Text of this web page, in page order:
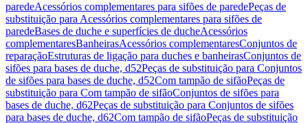
paredeAcessórios complementares para sifões de paredePeças de
substituição para Acessórios complementares para sifões de
paredeBases de duche e superfícies de ducheAcessórios
complementaresBanheirasAcessórios complementaresConjuntos de
reparaçãoEstruturas de ligação para duches e banheirasConjuntos de
sifões para bases de duche, d52Peças de substituição para Conjuntos
de sifões para bases de duche, d52Com tampão de sifãoPeças de
substituição para Com tampão de sifãoConjuntos de sifões para
bases de duche, d62Peças de substituição para Conjuntos de sifões
para bases de duche, d62Com tampão de sifãoPeças de substituição